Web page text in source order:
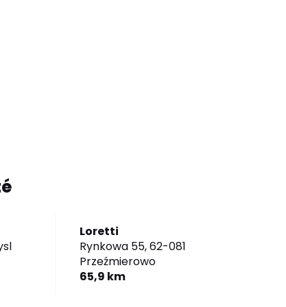
Loretti
Rynkowa 55,62-081
Przeźmierowo
65,9 km